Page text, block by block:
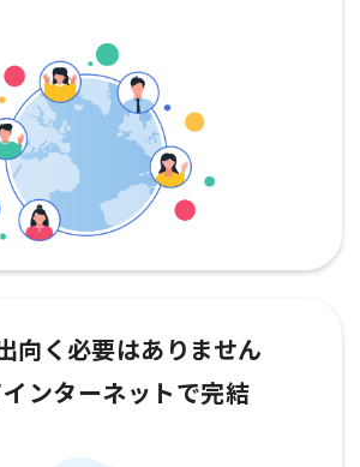
向く必要はありません
ンターネットで完結